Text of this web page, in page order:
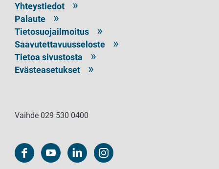
Yhteystiedot
Palaute
Tietosuojailmoitus
Saavutettavuusseloste
Tietoa sivustosta
Evästeasetukset
Vaihde 029 530 0400